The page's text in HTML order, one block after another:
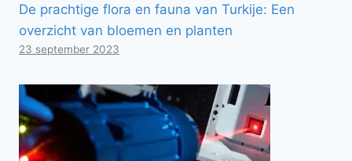
De prachtige flora en fauna van Turkije: Een
overzicht van bloemen en planten
23 september 2023